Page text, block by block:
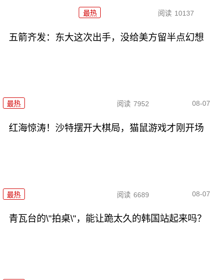
最热 阅读 10137
五箭齐发：东大这次出手，没给美方留半点幻想
最热 阅读 7952 08-07
红海惊涛！沙特摆开大棋局，猫鼠游戏才刚开场
最热 阅读 6689 08-07
青瓦台的\"拍桌\"，能让跪太久的韩国站起来吗？